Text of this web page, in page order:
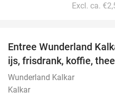
Excl. ca.
Entree Wunderland
ijs, frisdrank, koffie,
Wunderland Kalkar
Kalkar